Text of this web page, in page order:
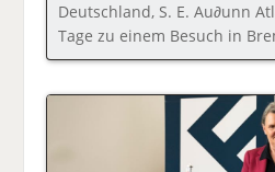
Deutschland, S. E. Au∂unn
Tage zu einem Besuch in